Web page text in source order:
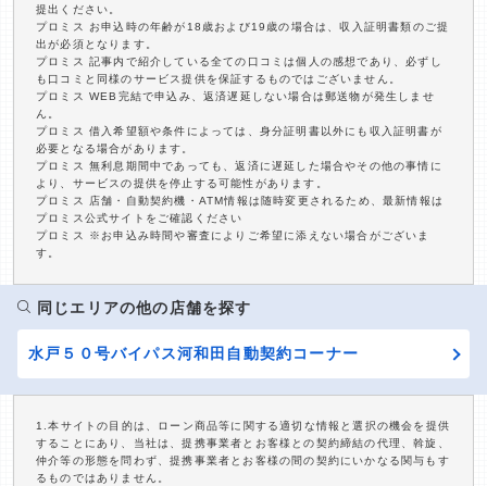
提出ください。
プロミス お申込時の年齢が18歳および19歳の場合は、収入証明書類のご提
出が必須となります。
プロミス 記事内で紹介している全ての口コミは個人の感想であり、必ずし
も口コミと同様のサービス提供を保証するものではございません。
プロミス WEB完結で申込み、返済遅延しない場合は郵送物が発生しませ
ん。
プロミス 借入希望額や条件によっては、身分証明書以外にも収入証明書が
必要となる場合があります。
プロミス 無利息期間中であっても、返済に遅延した場合やその他の事情に
より、サービスの提供を停止する可能性があります。
プロミス 店舗・自動契約機・ATM情報は随時変更されるため、最新情報は
プロミス公式サイトをご確認ください
プロミス ※お申込み時間や審査によりご希望に添えない場合がございま
す。
同じエリアの他の店舗を探す
水戸５０号バイパス河和田自動契約コーナー
1.本サイトの目的は、ローン商品等に関する適切な情報と選択の機会を提供
することにあり、当社は、提携事業者とお客様との契約締結の代理、斡旋、
仲介等の形態を問わず、提携事業者とお客様の間の契約にいかなる関与もす
るものではありません。